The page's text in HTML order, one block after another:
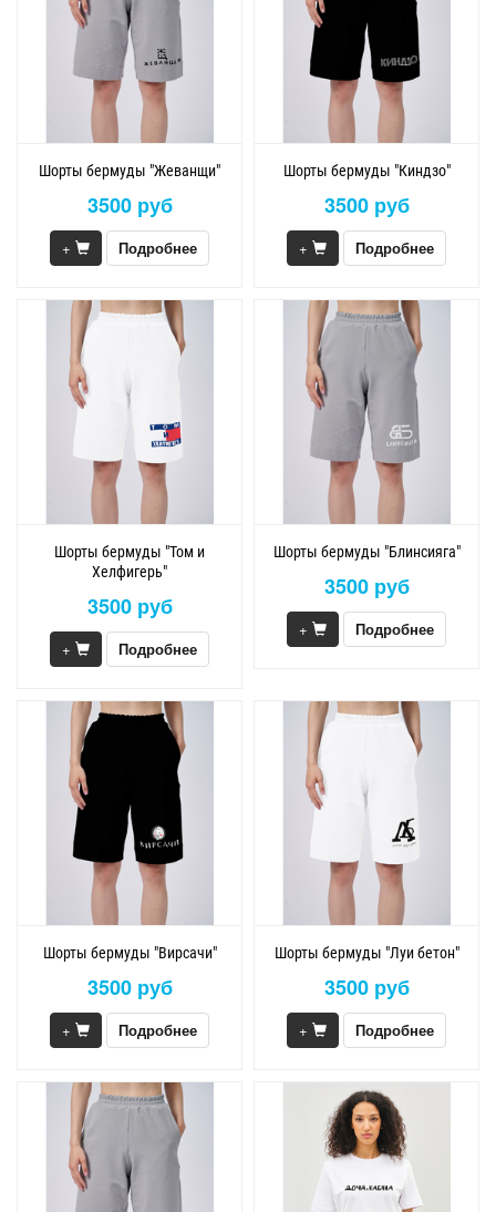
Шорты бермуды "Жеванщи"
3500 руб
+ Подробнее
Шорты бермуды "Киндзо"
3500 руб
+ Подробнее
Шорты бермуды "Том и
Хелфигерь"
3500 руб
+ Подробнее
Шорты бермуды "Блинсияга"
3500 руб
+ Подробнее
Шорты бермуды "Вирсачи"
3500 руб
+ Подробнее
Шорты бермуды "Луи бетон"
3500 руб
+ Подробнее